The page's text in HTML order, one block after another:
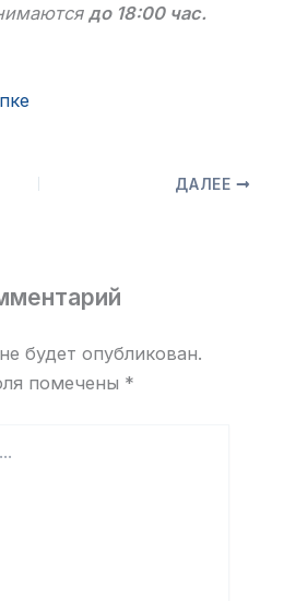
до 18:00 час.
ДАЛЕЕ
будет опубликован.
помечены *